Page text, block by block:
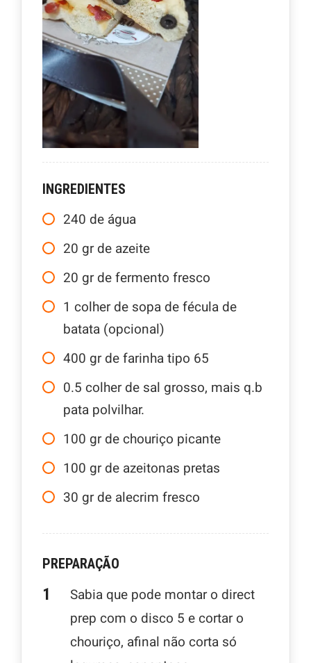
INGREDIENTES
240 de água
20 gr de azeite
20 gr de fermento fresco
1 colher de sopa de fécula de
batata (opcional)
400 gr de farinha tipo 65
0.5 colher de sal grosso, mais q.b
pata polvilhar.
100 gr de chouriço picante
100 gr de azeitonas pretas
30 gr de alecrim fresco
PREPARAÇÃO
Sabia que pode montar o direct
prep com o disco 5 e cortar o
chouriço, afinal não corta só